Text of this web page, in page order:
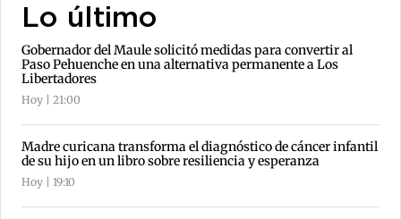
Lo último
Gobernador del Maule solicitó medidas para convertir al
Paso Pehuenche en una alternativa permanente a Los
Libertadores
Hoy | 21:00
Madre curicana transforma el diagnóstico de cáncer infantil
de su hijo en un libro sobre resiliencia y esperanza
Hoy | 19:10